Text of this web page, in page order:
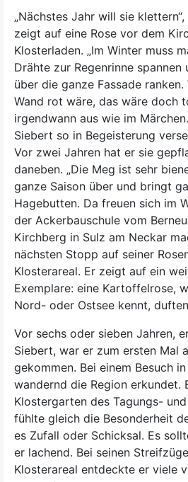
„Nächstes Jahr will sie
zeigt auf eine Rose vor dem
Klosterladen. „Im Winter muss
Drähte zur Regenrinne spannen
über die ganze Fassade
Wand rot wäre, das wäre doch
irgendwann aus wie im
Siebert so in Begeisterung
Vor zwei Jahren hat er sie
daneben. „Die Meg ist sehr
ganze Saison über und bringt
Hagebutten. Da freuen sich im
der Ackerbauschule vom
Kirchberg in Sulz am Neckar
nächsten Stopp auf seiner
Klosterareal. Er zeigt auf ein
Exemplare: eine Kartoffelrose,
Nord- oder Ostsee kennt,
Vor sechs oder sieben Jahren,
Siebert, war er zum ersten Mal
gekommen. Bei einem Besuch
wandernd die Region erkundet.
Klostergarten des Tagungs-
fühlte gleich die Besonderheit
es Zufall oder Schicksal. Es
er lachend. Bei seinen
Klosterareal entdeckte er viele